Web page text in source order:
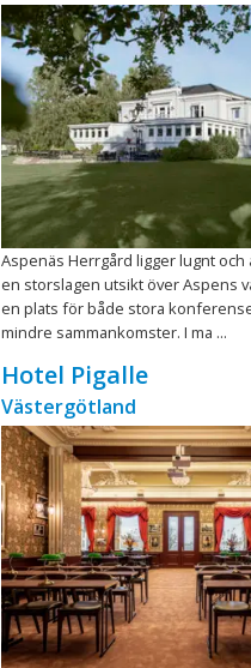
Aspenäs Herrgård ligger lugnt och
en storslagen utsikt över Aspens
en plats för både stora
mindre sammankomster. I ma ...
Hotel Pigalle
Västergötland